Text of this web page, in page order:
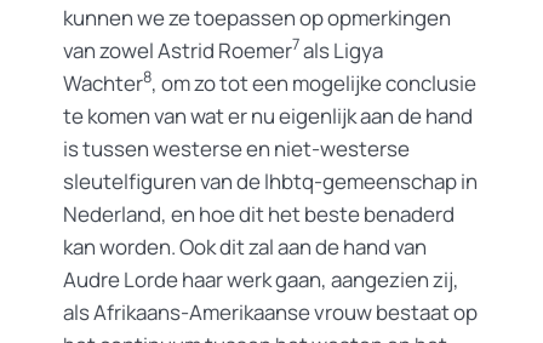
kunnen we ze toepassen op opmerkingen
van zowel Astrid Roemer7als Ligya
Wachter8, om zo tot een mogelijke conclusie
te komen van wat er nu eigenlijk aan de hand
is tussen westerse en niet-westerse
sleutelfiguren van de lhbtq-gemeenschap in
Nederland, en hoe dit het beste benaderd
kan worden. Ook dit zal aan de hand van
Audre Lorde haar werk gaan, aangezien zij,
als Afrikaans-Amerikaanse vrouw bestaat op